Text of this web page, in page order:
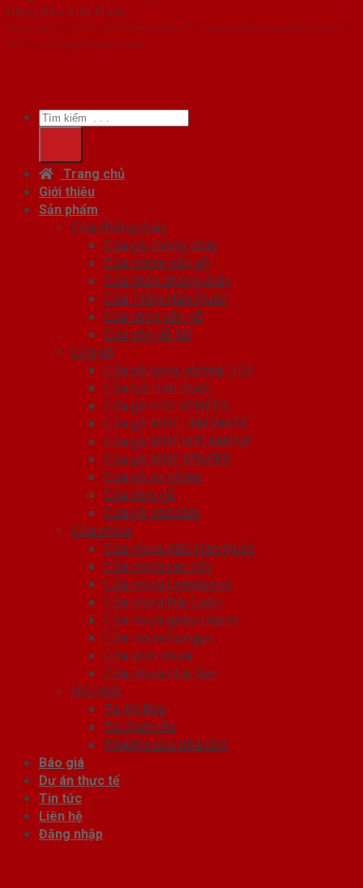
hàng đầu Việt Nam
Copyright ⓒ 2016 – 2026 SaigonDoor™ - www.cuanhomcuathep.com |
Đơn vị chủ quản SaigonDoor
Tìm
kiếm:
Trang chủ
Giới thiệu
Sản phẩm
Cửa chống cháy
Cửa gỗ chống cháy
Cửa nhôm vân gỗ
Cửa thép chống cháy
Cửa Thép Hàn Quốc
Cửa thép vân gỗ
Cửa vân gỗ 5D
Cửa gỗ
Cửa gỗ công nghiệp HDF
Cửa Gỗ Hàn Quốc
Cửa gỗ HDF VENEER
Cửa gỗ MDF LAMINATE
Cửa gỗ MDF MELAMINE
Cửa gỗ MDF VENEER
Cửa gỗ tự nhiên
Cửa vòm gỗ
Cửa gỗ nhà tắm
Cửa nhựa
Cửa nhựa ABS Hàn Quốc
Cửa nhựa cao cấp
Cửa nhựa Composite
Cửa nhựa Đài Loan
Cửa nhựa ghép thanh
Cửa nhựa Sungyu
Cửa vòm nhựa
Cửa nhựa nhà tắm
Nội thất
Tủ Kệ Bếp
Tủ Quần Áo
Phụ kiện cửa nhà tắm
Báo giá
Dự án thực tế
Tin tức
Liên hệ
Đăng nhập